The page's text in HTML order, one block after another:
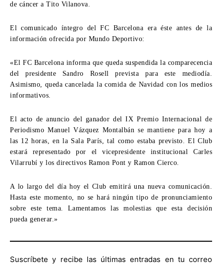
de cáncer a Tito Vilanova.
El comunicado íntegro del FC Barcelona era éste antes de la
información ofrecida por Mundo Deportivo:
«El FC Barcelona informa que queda suspendida la comparecencia
del presidente Sandro Rosell prevista para este mediodía.
Asimismo, queda cancelada la comida de Navidad con los medios
informativos.
El acto de anuncio del ganador del IX Premio Internacional de
Periodismo Manuel Vázquez Montalbán se mantiene para hoy a
las 12 horas, en la Sala París, tal como estaba previsto. El Club
estará representado por el vicepresidente institucional Carles
Vilarrubí y los directivos Ramon Pont y Ramon Cierco.
A lo largo del día hoy el Club emitirá una nueva comunicación.
Hasta este momento, no se hará ningún tipo de pronunciamiento
sobre este tema. Lamentamos las molestias que esta decisión
pueda generar.»
Suscríbete y recibe las últimas entradas en tu correo